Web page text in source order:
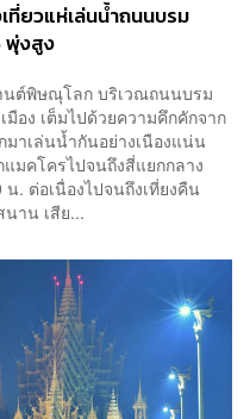
ยวแห่เล่นน้ำถนนบรม
พุ่งสูง
นต์พิษณุโลก บริเวณถนนบรม
อง เต็มไปด้วยความคึกคักจาก
าเล่นน้ำกันอย่างเนืองแน่น
มคโครไปจนถึงสี่แยกกลาง
. ต่อเนื่องไปจนถึงเที่ยงคืน
าน เสีย...